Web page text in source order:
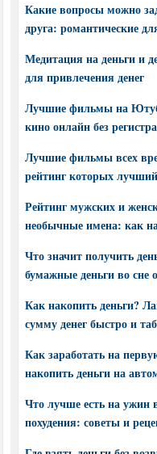
Какие вопросы можно
друга: романтические
Медитация на деньги и
для привлечения денег
Лучшие фильмы на
кино онлайн без
Лучшие фильмы всех
рейтинг которых
Рейтинг мужских и
необычные имена: как
Что значит получить
бумажные деньги во
Как накопить деньги?
сумму денег быстро и
Как заработать на
накопить деньги на
Что лучше есть на
похудения: советы и